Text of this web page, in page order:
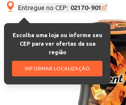
Entregue no CEP: 02170-901
Escolha uma loja ou informe seu
CEP para ver ofertas da sua
região
INFORMAR LOCALIZAÇÃO